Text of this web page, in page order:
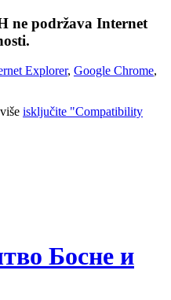
ne podržava Internet
Explorer, Google Chrome,
isključite "Compatibility
Босне и